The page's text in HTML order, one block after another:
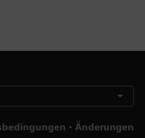
. Änderungen